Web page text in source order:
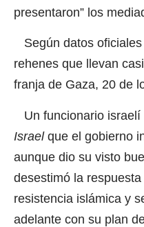
presentaron” los
Según datos
rehenes que llevan
franja de Gaza, 20 de
Un funcionario israelí
Israelque el gobierno
aunque dio su visto
desestimó la
resistencia islámica y
adelante con su plan